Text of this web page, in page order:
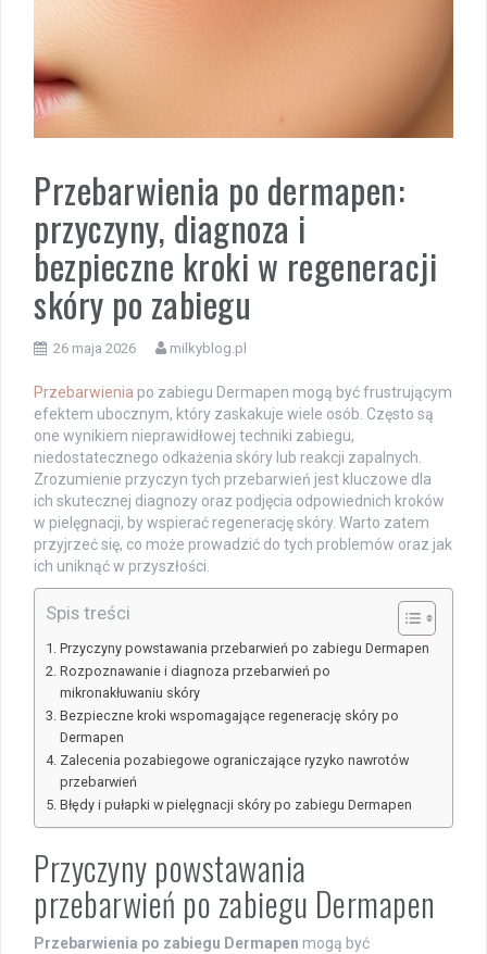
Przebarwienia po dermapen:
przyczyny, diagnoza i
bezpieczne kroki w regeneracji
skóry po zabiegu
26 maja 2026 milkyblog.pl
Przebarwienia po zabiegu Dermapen mogą być frustrującym
efektem ubocznym, który zaskakuje wiele osób. Często są
one wynikiem nieprawidłowej techniki zabiegu,
niedostatecznego odkażenia skóry lub reakcji zapalnych.
Zrozumienie przyczyn tych przebarwień jest kluczowe dla
ich skutecznej diagnozy oraz podjęcia odpowiednich kroków
w pielęgnacji, by wspierać regenerację skóry. Warto zatem
przyjrzeć się, co może prowadzić do tych problemów oraz jak
ich uniknąć w przyszłości.
Spis treści
Przyczyny powstawania przebarwień po zabiegu Dermapen
Rozpoznawanie i diagnoza przebarwień po
mikronakłuwaniu skóry
Bezpieczne kroki wspomagające regenerację skóry po
Dermapen
Zalecenia pozabiegowe ograniczające ryzyko nawrotów
przebarwień
Błędy i pułapki w pielęgnacji skóry po zabiegu Dermapen
Przyczyny powstawania
przebarwień po zabiegu Dermapen
Przebarwienia po zabiegu Dermapen mogą być